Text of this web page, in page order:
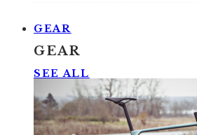
GEAR
GEAR
SEE ALL